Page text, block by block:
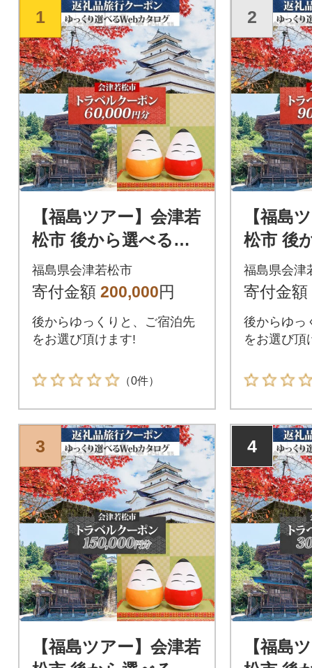
1
【福島ツアー】会津若
松市 後から選べる旅
行Webカタログで使
える!旅行クーポン(6
福島県会津若松市
寄付金額 200,000円
後からゆっくりと、ご宿泊先
をお選び頂けます!
（0件）
2
【福島
松市 後
行Web
える!旅
福島県会津
寄付金額
後からゆっ
をお選び頂
3
【福島ツアー】会津若
4
【福島